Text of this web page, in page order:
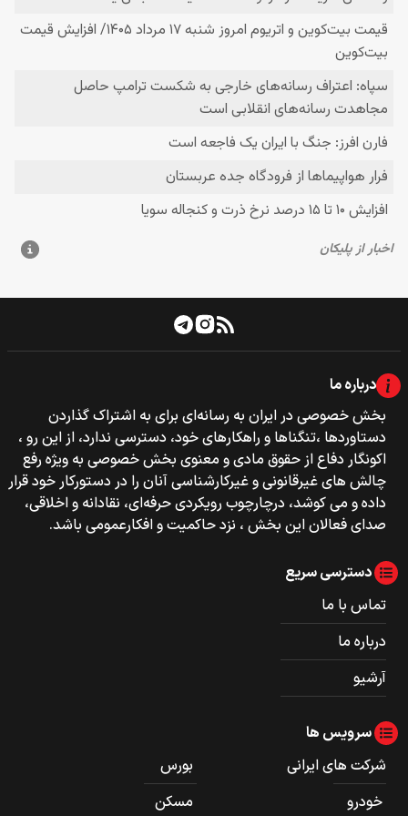
درباره ما
بخش خصوصی‌‌ در ایران به رسانه‌ای برای به اشتراک گذاردن
دستاوردها ،تنگناها و راهکارهای خود، دسترسی ندارد، از این رو ،
اکونگار دفاع از حقوق مادی و معنوی بخش خصوصی به ویژه رفع
چالش های غیرقانونی و غیرکارشناسی آنان را در دستورکار خود قرار
داده و می کوشد، درچارچوب رویکردی حرفه‌ای، نقادانه و اخلاقی،
صدای فعالان این بخش ، نزد حاکمیت و افکارعمومی باشد.
دسترسی سریع
تماس با ما
درباره ما
آرشیو
سرویس ها
شرکت های ایرانی
بورس
خودرو
مسکن